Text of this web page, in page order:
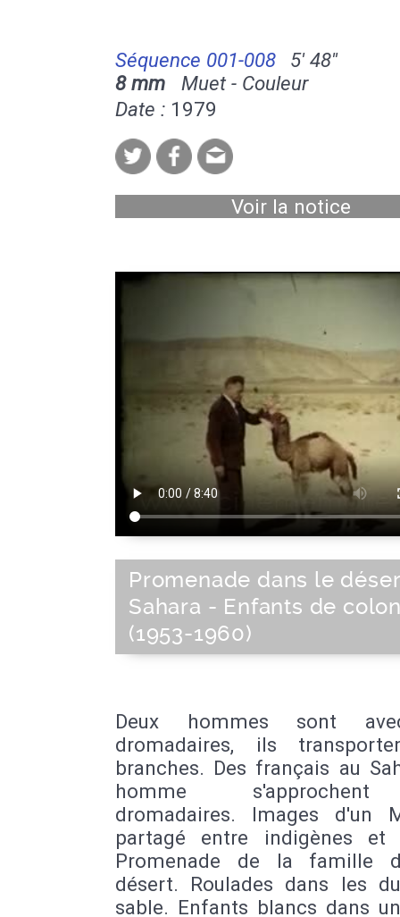
Séquence 001-008
5' 48''
8 mm Muet - Couleur
Date : 1979
Voir la notice
Promenade dans le
Sahara - Enfants de
(1953-1960)
Deux hommes sont
dromadaires, ils
branches. Des français au
homme
dromadaires. Images d'un
partagé entre indigènes et
Promenade de la famille
désert. Roulades dans les
sable. Enfants blancs dans